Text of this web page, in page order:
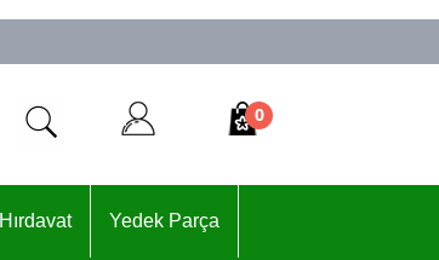
0
Hırdavat Yedek Parça